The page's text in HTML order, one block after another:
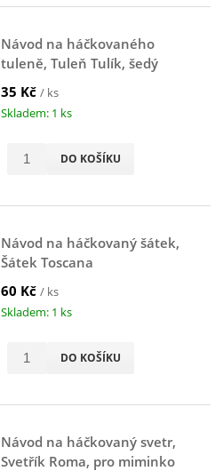
Návod na háčkovaného
tuleně, Tuleň Tulík, šedý
35 Kč / ks
Skladem: 1 ks
DO KOŠÍKU
Návod na háčkovaný šátek,
Šátek Toscana
60 Kč / ks
Skladem: 1 ks
DO KOŠÍKU
Návod na háčkovaný svetr,
Svetřík Roma, pro miminko